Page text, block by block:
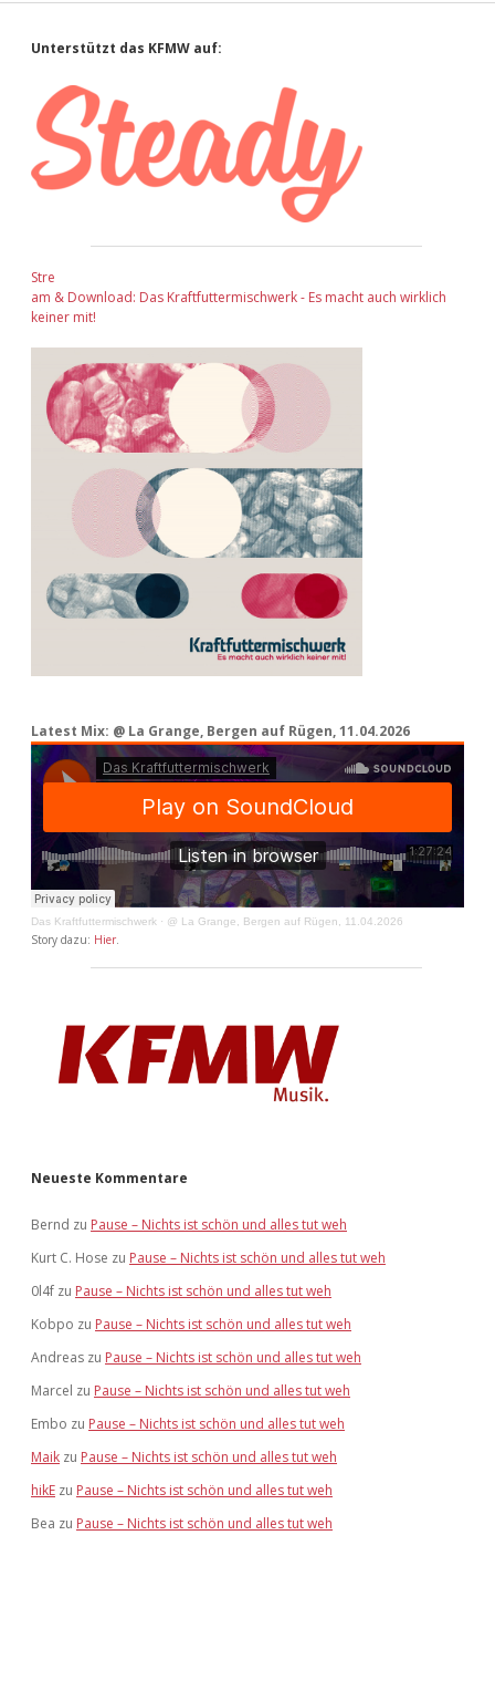
Sidebar
Unterstützt das KFMW auf:
Stre
am & Download: Das Kraftfuttermischwerk - Es macht auch wirklich
keiner mit!
Latest Mix: @ La Grange, Bergen auf Rügen, 11.04.2026
Das Kraftfuttermischwerk · @ La Grange, Bergen auf Rügen, 11.04.2026
Story dazu: Hier.
Neueste Kommentare
Bernd zu Pause – Nichts ist schön und alles tut weh
Kurt C. Hose zu Pause – Nichts ist schön und alles tut weh
0l4f zu Pause – Nichts ist schön und alles tut weh
Kobpo zu Pause – Nichts ist schön und alles tut weh
Andreas zu Pause – Nichts ist schön und alles tut weh
Marcel zu Pause – Nichts ist schön und alles tut weh
Embo zu Pause – Nichts ist schön und alles tut weh
Maik zu Pause – Nichts ist schön und alles tut weh
hikE zu Pause – Nichts ist schön und alles tut weh
Bea zu Pause – Nichts ist schön und alles tut weh